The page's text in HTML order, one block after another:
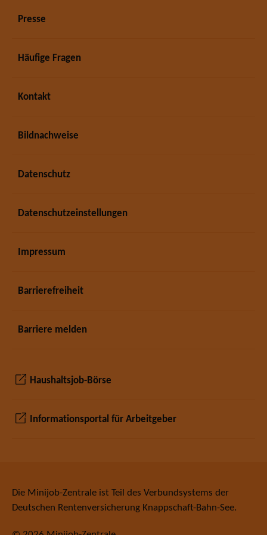
Presse
Häufige Fragen
Kontakt
Bildnachweise
Datenschutz
Datenschutzeinstellungen
Impressum
Barrierefreiheit
Barriere melden
Haushaltsjob-Börse
Informationsportal für Arbeitgeber
Seiteninformationen
Die Minijob-Zentrale ist Teil des Verbundsystems der
Deutschen Rentenversicherung Knappschaft-Bahn-See.